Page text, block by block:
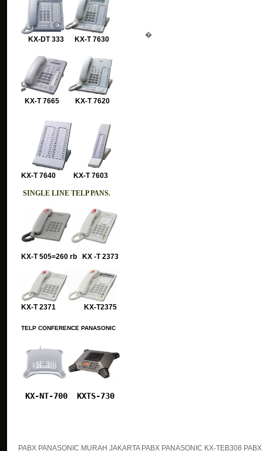
KX-DT 333 KX-T 7630
KX-T 7665 KX-T 7620
KX-T 7640 KX-T 7603
SINGLE LINE TELP PANS.
KX-T 505=260 rb KX -T 2373
KX-T 2371 KX-T2375
TELP CONFERENCE PANASONIC
KX-NT-700 KXTS-730
�
PABX PANASONIC MURAH JAKARTA PABX PANASONIC KX-TEB308